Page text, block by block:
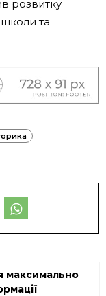
розвитку
та
максимально